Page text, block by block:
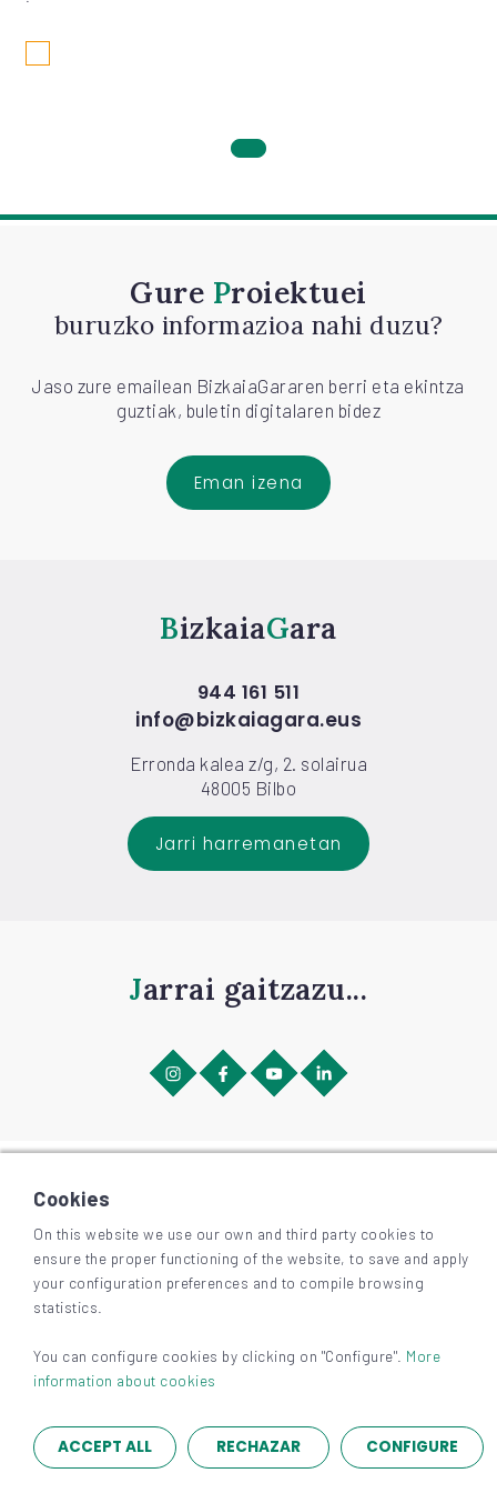
Gure Proiektuei
buruzko informazioa nahi duzu?
Jaso zure emailean BizkaiaGararen berri eta ekintza
guztiak, buletin digitalaren bidez
Eman izena
Bizkaia Gara
944 161 511
info@bizkaiagara.eus
Erronda kalea z/g, 2. solairua
48005 Bilbo
Jarri harremanetan
Jarrai gaitzazu...
Cookieak
Cookies
On this website we use our own and third party cookies to
ensure the proper functioning of the website, to save and apply
your configuration preferences and to compile browsing
statistics.
You can configure cookies by clicking on "Configure". More
information about cookies
ACCEPT ALL RECHAZAR CONFIGURE